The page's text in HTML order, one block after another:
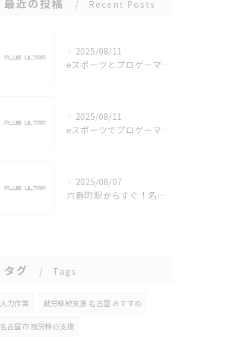
Recent Posts
2025/08/11
eスポーツとプロゲーマーを六番町駅で目指すための実践ガイド
2025/08/11
eスポーツでプロゲーマーを目指す愛知県名古屋市の最新キャリアガイド
2025/08/07
六番町駅からすぐ！名古屋のeスポーツ施設で快適なプレイ環境を確保
タグ Tags
入力作業 就労継続支援 名古屋 おすすめ
名古屋市 就労移行支援